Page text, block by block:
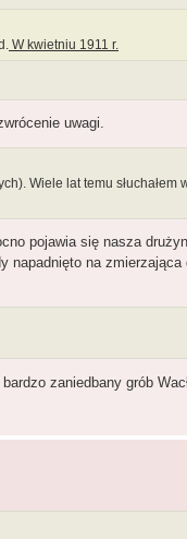
W kwietniu 1911 r.
uwagi.
Wiele lat temu
pojawia się nasza
na
zaniedbany grób